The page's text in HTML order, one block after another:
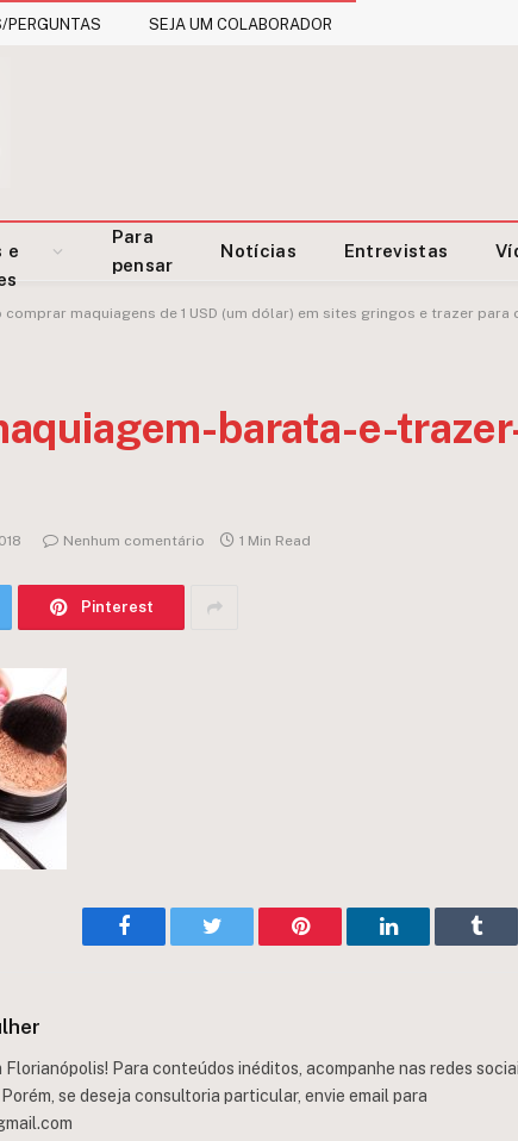
PERGUNTAS SEJA UM COLABORADOR
e
Para
pensar
Notícias Entrevistas
comprar maquiagens de 1 USD (um dólar) em sites gringos e trazer para
barata-e-
Nenhum comentário 1 Min Read
Pinterest
Facebook Twitter Pinterest LinkedIn
Para conteúdos inéditos, acompanhe nas redes
se deseja consultoria particular, envie email para